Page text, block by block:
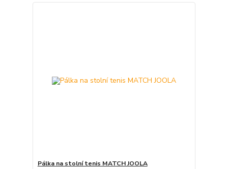
Pálka na stolní tenis MATCH JOOLA